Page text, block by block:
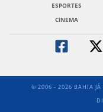
ESPORTES
CINEMA
© 2006 - 2026 BAHIA JÁ